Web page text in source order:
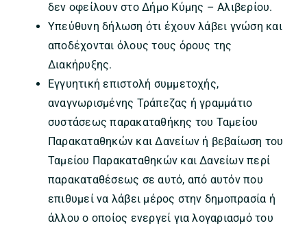
δεν οφείλουν στο Δήμο Κύμης – Αλιβερίου.
Υπεύθυνη δήλωση ότι έχουν λάβει γνώση και
αποδέχονται όλους τους όρους της
Διακήρυξης.
Εγγυητική επιστολή συμμετοχής,
αναγνωρισμένης Τράπεζας ή γραμμάτιο
συστάσεως παρακαταθήκης του Ταμείου
Παρακαταθηκών και Δανείων ή βεβαίωση του
Ταμείου Παρακαταθηκών και Δανείων περί
παρακαταθέσεως σε αυτό, από αυτόν που
επιθυμεί να λάβει μέρος στην δημοπρασία ή
άλλου ο οποίος ενεργεί για λογαριασμό του